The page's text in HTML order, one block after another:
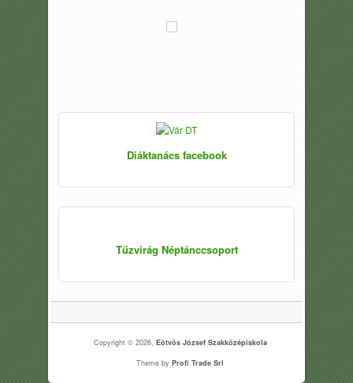
Diáktanács facebook
Tűzvirág Néptánccsoport
Copyright © 2026, Eötvös József Szakközépiskola
Theme byProfi Trade Srl